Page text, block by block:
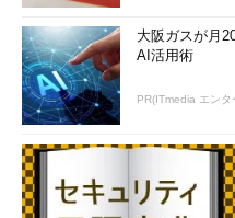
大阪ガスが月
AI活用術
PR(ITmedia エンタ